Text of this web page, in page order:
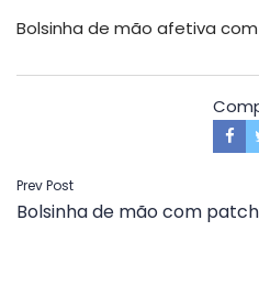
Bolsinha de mão afetiva
Navegação
de
Prev Post
Bolsinha de mão com